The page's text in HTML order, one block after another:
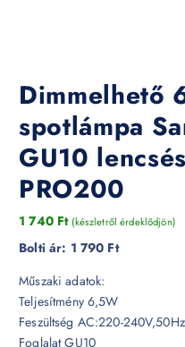
Dimmelhető
spotlámpa
GU10
PRO200
1 740 Ft (készletről érdeklődjön)
Bolti ár: 1 790 Ft
Műszaki adatok:
Teljesítmény 6,5W
Feszültség AC:220-240V,50Hz
Foglalat GU10